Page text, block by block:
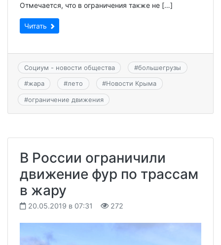
Отмечается, что в ограничения также не […]
Читать
Социум - новости общества #большегрузы
#жара #лето #Новости Крыма
#ограничение движения
В России ограничили
движение фур по трассам
в жару
20.05.2019 в 07:31 272